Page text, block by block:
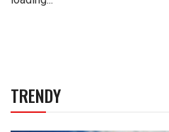
TRENDY